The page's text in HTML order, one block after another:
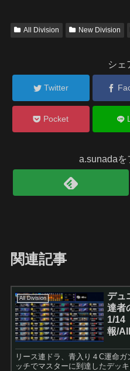
All Division New Division
シェ
Twitter
Pocket
a.sunadaを
関連記事
All Division
デ
達者
1/14
報/
リース連ドラ、青入り４C運命
ッチでマスターに到達したデッ